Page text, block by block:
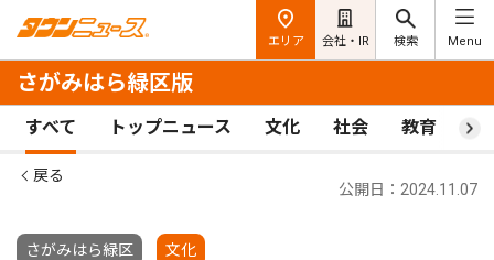
エリア 会社・IR 検索 Menu
さがみはら緑区版
すべて トップニュース 文化 社会 教育 ス
戻る
さがみはら緑区 文化
公開日：2024.11.07